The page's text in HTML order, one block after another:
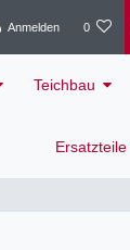
Anmelden
0
Teichbau
Ersatzteile